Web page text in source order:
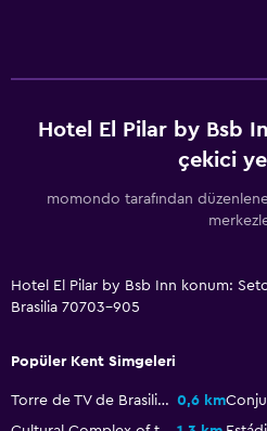
Gardırop veya dolap
Minibar
Hotel El Pilar by Bsb
çekici
momondo tarafından
Hotel El Pilar by Bsb Inn konum:
Brasilia 70703-905
Popüler Kent Simgeleri
Torre de TV de Brasilia 0,6 km